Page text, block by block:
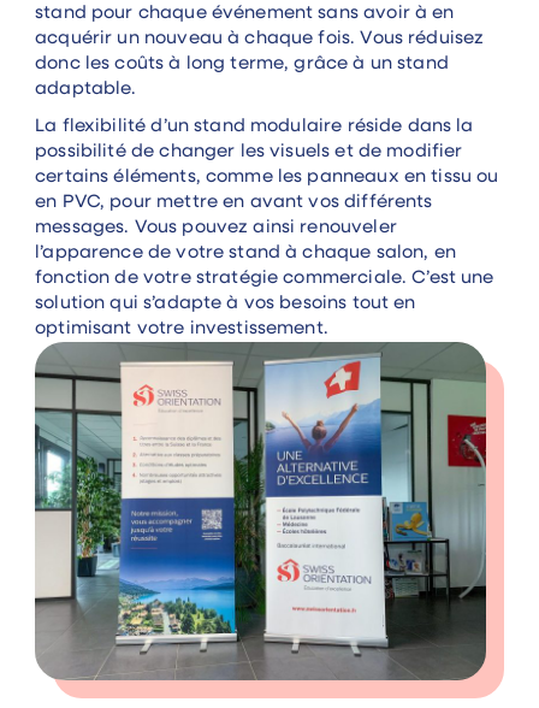
stand pour chaque événement sans avoir à en
acquérir un nouveau à chaque fois. Vous réduisez
donc les coûts à long terme, grâce à un stand
adaptable.
La flexibilité d’un stand modulaire réside dans la
possibilité de changer les visuels et de modifier
certains éléments, comme les panneaux en tissu ou
en PVC, pour mettre en avant vos différents
messages. Vous pouvez ainsi renouveler
l’apparence de votre stand à chaque salon, en
fonction de votre stratégie commerciale. C’est une
solution qui s’adapte à vos besoins tout en
optimisant votre investissement.